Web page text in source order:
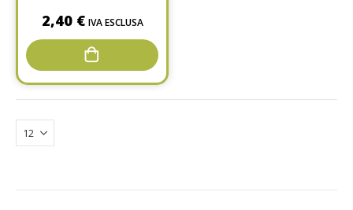
2,40 € IVA ESCLUSA